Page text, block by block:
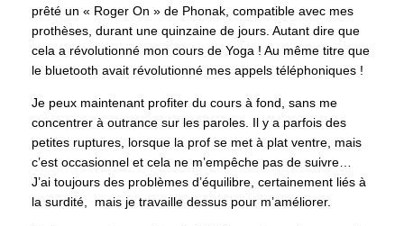
prêté un « Roger On » de Phonak, compatible avec mes
prothèses, durant une quinzaine de jours. Autant dire que
cela a révolutionné mon cours de Yoga ! Au même titre que
le bluetooth avait révolutionné mes appels téléphoniques !
Je peux maintenant profiter du cours à fond, sans me
concentrer à outrance sur les paroles. Il y a parfois des
petites ruptures, lorsque la prof se met à plat ventre, mais
c’est occasionnel et cela ne m’empêche pas de suivre…
J’ai toujours des problèmes d’équilibre, certainement liés à
la surdité, mais je travaille dessus pour m’améliorer.